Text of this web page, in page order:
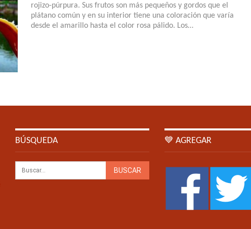
rojizo-púrpura. Sus frutos son más pequeños y gordos que el
plátano común y en su interior tiene una coloración que varía
desde el amarillo hasta el color rosa pálido. Los…
BÚSQUEDA 💙 AGREGAR